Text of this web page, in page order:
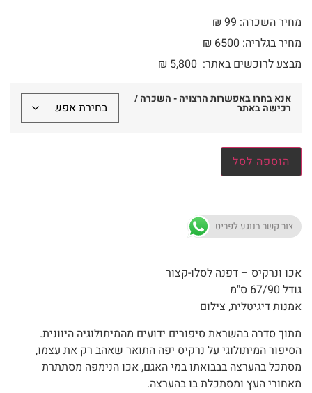
מחיר השכרה: 99 ₪
מחיר בגלריה: 6500 ₪
מבצע לרוכשים באתר:
₪ 5,800
אנא בחרו באפשרות הרצויה - השכרה /
רכישה באתר
הוספה לסל
צור קשר בנוגע לפריט
אכו ונרקיס – דפנה לסלו-קצור
גודל 67/90 ס"מ
אמנות דיגיטלית, צילום
מתוך סדרה בהשראת סיפורים ידועים מהמיתולוגיה היוונית.
הסיפור המיתולוגי על נרקיס יפה התואר שאהב רק את עצמו,
מסתכל בהערצה בבבואתו במי האגם, אכו הנימפה מסתתרת
מאחורי העץ ומסתכלת בו בהערצה.